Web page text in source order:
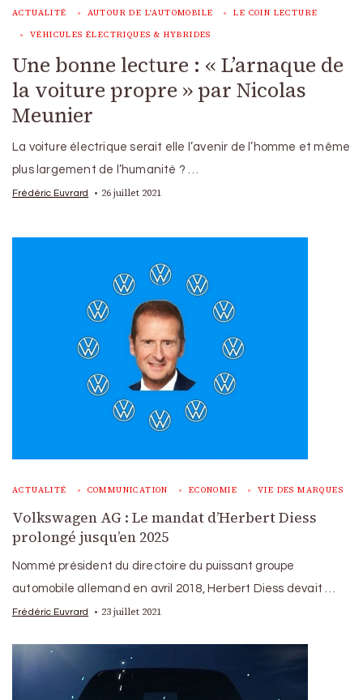
ACTUALITÉ AUTOUR DE L'AUTOMOBILE LE COIN LECTURE
VÉHICULES ÉLECTRIQUES & HYBRIDES
Une bonne lecture : « L’arnaque de
la voiture propre » par Nicolas
Meunier
La voiture électrique serait elle l’avenir de l’homme et même
plus largement de l’humanité ? …
Frédéric Euvrard 26 juillet 2021
ACTUALITÉ COMMUNICATION ECONOMIE VIE DES MARQUES
Volkswagen AG : Le mandat d’Herbert Diess
prolongé jusqu’en 2025
Nommé président du directoire du puissant groupe
automobile allemand en avril 2018, Herbert Diess devait …
Frédéric Euvrard 23 juillet 2021